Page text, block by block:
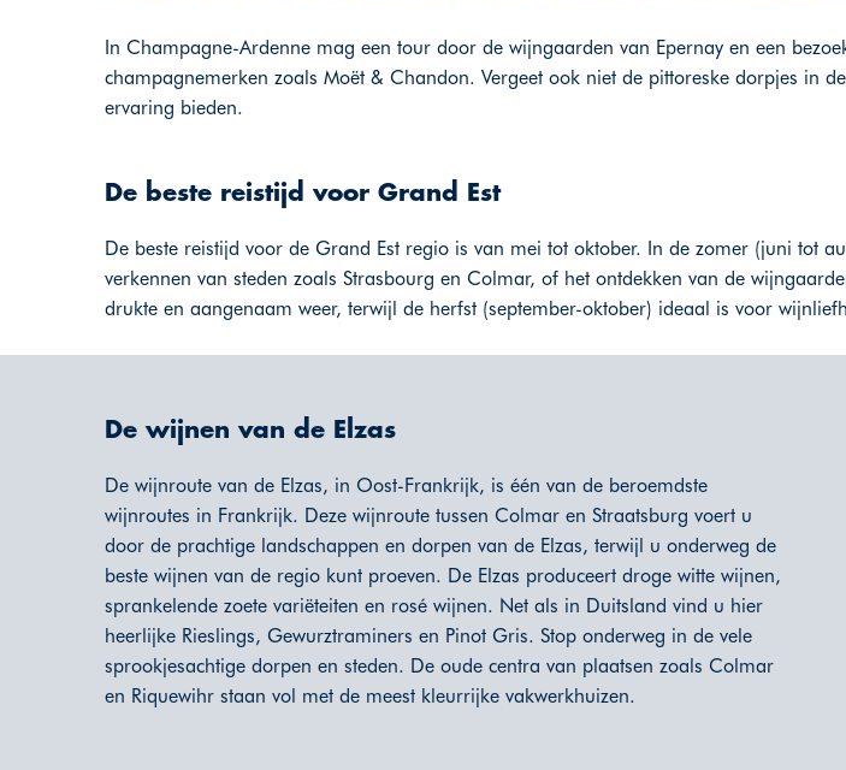
In Champagne-Ardenne mag een tour door de wijngaarden van Epernay en een
champagnemerken zoals Moët & Chandon. Vergeet ook niet de pittoreske dorpjes in
ervaring bieden.
De beste reistijd voor Grand Est
De beste reistijd voor de Grand Est regio is van mei tot oktober. In de zomer (juni tot
verkennen van steden zoals Strasbourg en Colmar, of het ontdekken van de
drukte en aangenaam weer, terwijl de herfst (september-oktober) ideaal is voor
De wijnen van de Elzas
De wijnroute van de Elzas, in Oost-Frankrijk, is één van de beroemdste
wijnroutes in Frankrijk. Deze wijnroute tussen Colmar en Straatsburg voert u
door de prachtige landschappen en dorpen van de Elzas, terwijl u onderweg de
beste wijnen van de regio kunt proeven. De Elzas produceert droge witte wijnen,
sprankelende zoete variëteiten en rosé wijnen. Net als in Duitsland vind u hier
heerlijke Rieslings, Gewurztraminers en Pinot Gris. Stop onderweg in de vele
sprookjesachtige dorpen en steden. De oude centra van plaatsen zoals Colmar
en Riquewihr staan vol met de meest kleurrijke vakwerkhuizen.